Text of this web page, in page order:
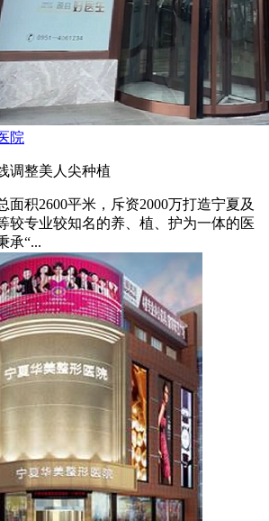
院
调整美人尖种植
面积2600平米，斥资2000万打造宁夏及
较专业较知名的养、植、护为一体的医
承“...